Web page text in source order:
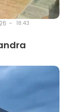
- 18:43